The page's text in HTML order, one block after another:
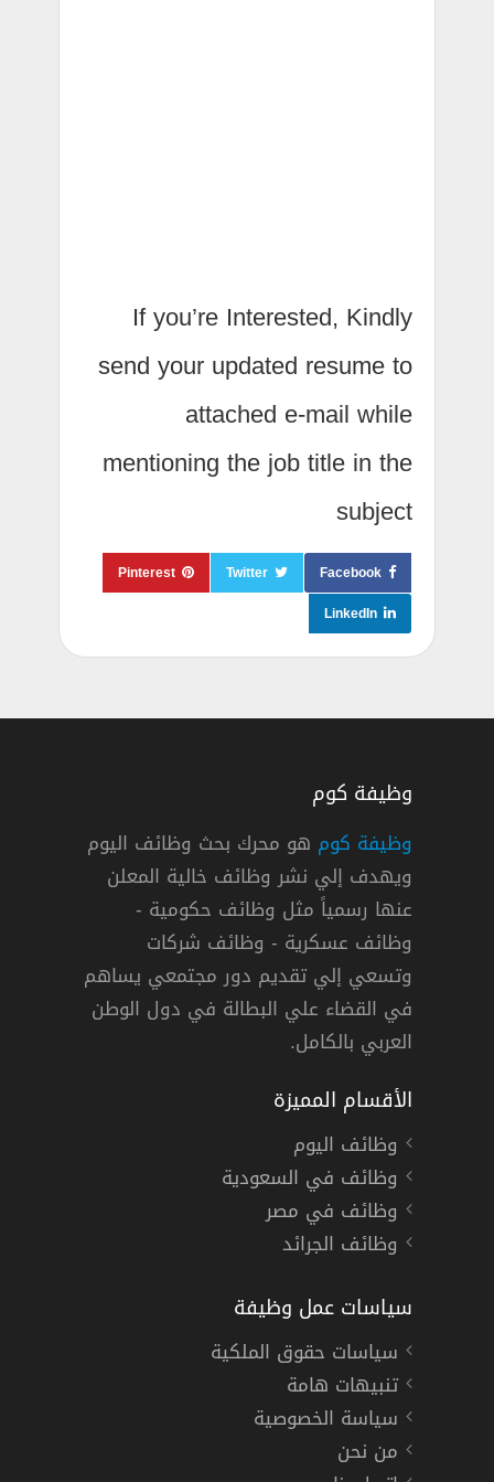
If you’re Interested, Kindly
send your updated resume to
attached e-mail while
mentioning the job title in the
subject
Facebook
Twitter
Pinterest
LinkedIn
وظيفة كوم
وظيفة كوم هو محرك بحث وظائف اليوم
ويهدف إلي نشر وظائف خالية المعلن
عنها رسمياً مثل وظائف حكومية -
وظائف عسكرية - وظائف شركات
وتسعي إلي تقديم دور مجتمعي يساهم
في القضاء علي البطالة في دول الوطن
العربي بالكامل.
الأقسام المميزة
وظائف اليوم
وظائف في السعودية
وظائف في مصر
وظائف الجرائد
سياسات عمل وظيفة
سياسات حقوق الملكية
تنبيهات هامة
سياسة الخصوصية
من نحن